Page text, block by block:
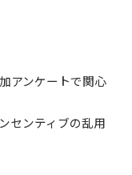
アンケートで関心
センティブの乱用